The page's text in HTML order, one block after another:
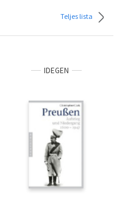
Teljes lista
IDEGEN